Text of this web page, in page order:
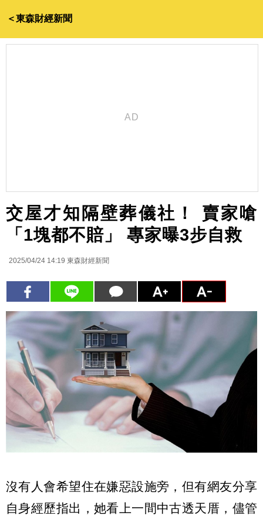
＜東森財經新聞
交屋才知隔壁葬儀社！ 賣家嗆
「1塊都不賠」 專家曝3步自救
2025/04/24 14:19 東森財經新聞
沒有人會希望住在嫌惡設施旁，但有網友分享
自身經歷指出，她看上一間中古透天厝，儘管